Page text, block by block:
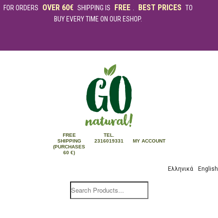
FOR ORDERS OVER 60€ SHIPPING IS FREE BEST PRICES TO
BUY EVERY TIME ON OUR ESHOP.
FREE
SHIPPING
(PURCHASES
60 €)
TEL.
2316019331
MY ACCOUNT
Ελληνικά English
Products